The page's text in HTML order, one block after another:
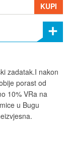
KUPI
zadatak.I nakon
porast od
10% VRa na
u Bugu